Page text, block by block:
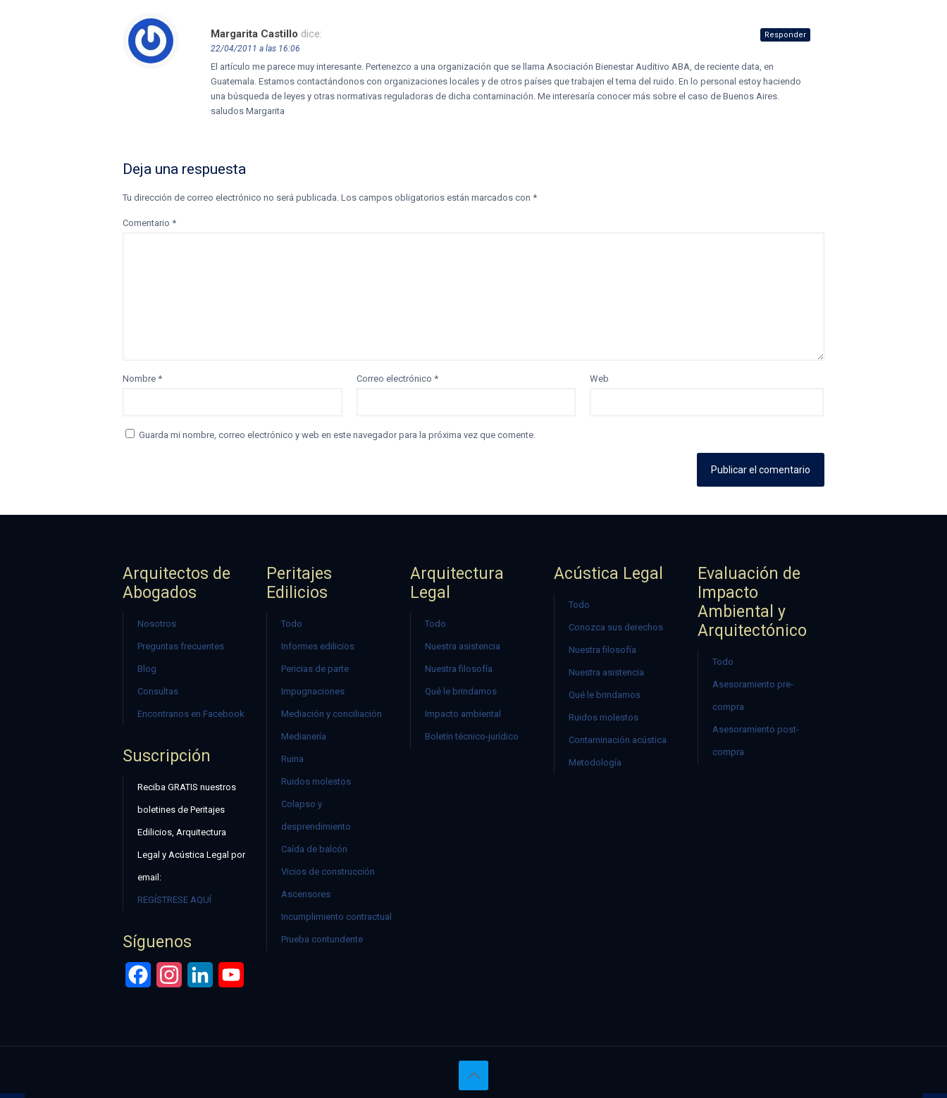
Margarita Castillo dice:
22/04/2011 a las 16:06
El artículo me parece muy interesante. Pertenezco a una organización que se llama Asociación Bienestar Auditivo ABA, de reciente data, en
Guatemala. Estamos contactándonos con organizaciones locales y de otros países que trabajen el tema del ruido. En lo personal estoy haciendo
una búsqueda de leyes y otras normativas reguladoras de dicha contaminación. Me interesaría conocer más sobre el caso de Buenos Aires.
saludos Margarita
Responder
Deja una respuesta
Tu dirección de correo electrónico no será publicada. Los campos obligatorios están marcados con *
Comentario *
Nombre * Correo electrónico * Web
Guarda mi nombre, correo electrónico y web en este navegador para la próxima vez que comente.
Arquitectos de
Abogados
Nosotros
Preguntas frecuentes
Blog
Consultas
Encontranos en Facebook
Suscripción
Reciba GRATIS nuestros
boletines de Peritajes
Edilicios, Arquitectura
Legal y Acústica Legal por
email:
REGÍSTRESE AQUÍ
Síguenos
FacebookInstagramLinkedIn
Peritajes
Edilicios
Todo
Informes edilicios
Pericias de parte
Impugnaciones
Mediación y conciliación
Medianería
Ruina
Ruidos molestos
Colapso y
desprendimiento
Caída de balcón
Vicios de construcción
Ascensores
Incumplimiento contractual
Prueba contundente
Arquitectura
Legal
Todo
Nuestra asistencia
Nuestra filosofía
Qué le brindamos
Impacto ambiental
Boletín técnico-jurídico
Acústica Legal
Todo
Conozca sus derechos
Nuestra filosofía
Nuestra asistencia
Qué le brindamos
Ruidos molestos
Contaminación acústica
Metodología
Evaluación de
Impacto
Ambiental y
Arquitectónico
Todo
Asesoramiento pre-
compra
Asesoramiento post-
compra